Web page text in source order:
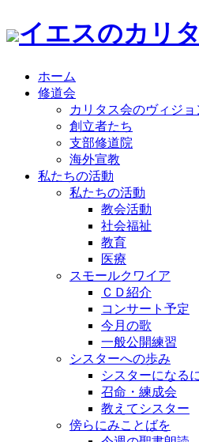
イエスのカリ
ホーム
修道会
カリタス会のヴィジョ
創立者たち
支部修道院
海外宣教
私たちの活動
私たちの活動
教会活動
社会福祉
教育
医療
スモールクワイア
ＣＤ紹介
コンサート予定
今月の歌
一般公開練習
シスターへの歩み
シスターになる
召命・練成会
教えてシスター
傍らにみことばを